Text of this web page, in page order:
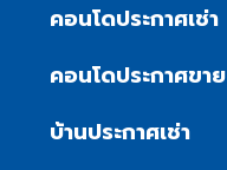
คอนโดประกาศเช่า
คอนโดประกาศขาย
บ้านประกาศเช่า